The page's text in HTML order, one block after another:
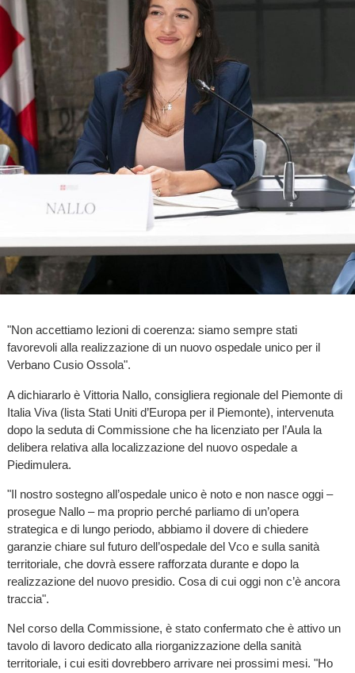
"Non accettiamo lezioni di coerenza: siamo sempre stati
favorevoli alla realizzazione di un nuovo ospedale unico per il
Verbano Cusio Ossola".
A dichiararlo è Vittoria Nallo, consigliera regionale del Piemonte di
Italia Viva (lista Stati Uniti d’Europa per il Piemonte), intervenuta
dopo la seduta di Commissione che ha licenziato per l’Aula la
delibera relativa alla localizzazione del nuovo ospedale a
Piedimulera.
"Il nostro sostegno all’ospedale unico è noto e non nasce oggi –
prosegue Nallo – ma proprio perché parliamo di un’opera
strategica e di lungo periodo, abbiamo il dovere di chiedere
garanzie chiare sul futuro dell’ospedale del Vco e sulla sanità
territoriale, che dovrà essere rafforzata durante e dopo la
realizzazione del nuovo presidio. Cosa di cui oggi non c’è ancora
traccia".
Nel corso della Commissione, è stato confermato che è attivo un
tavolo di lavoro dedicato alla riorganizzazione della sanità
territoriale, i cui esiti dovrebbero arrivare nei prossimi mesi. "Ho